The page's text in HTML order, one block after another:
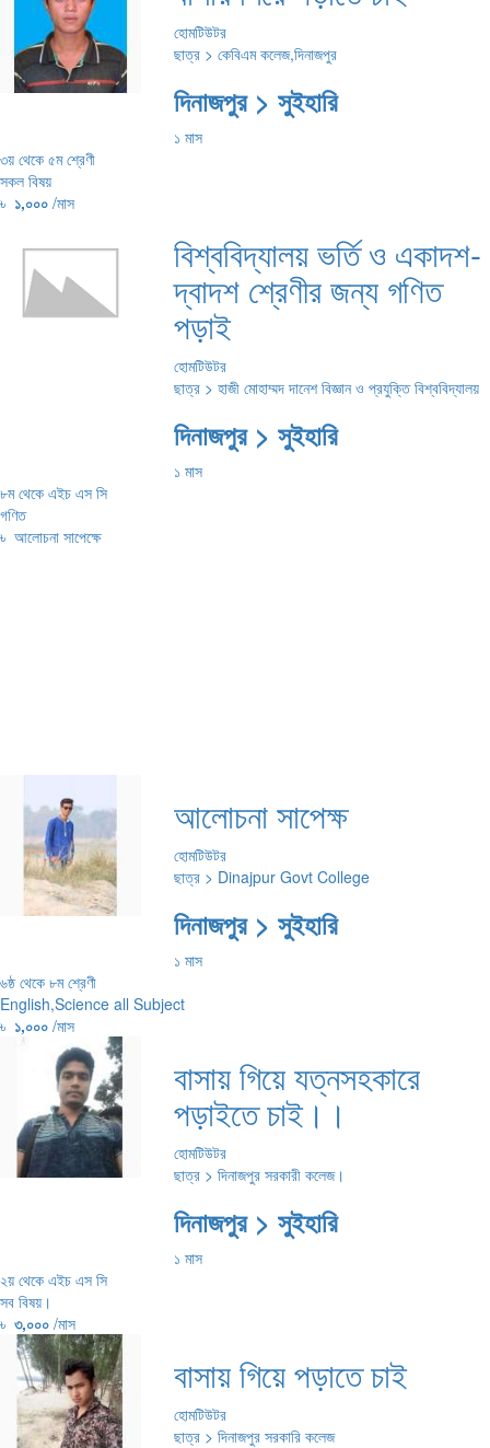
হোমটিউটর
ছাত্র > কেবিএম কলেজ,দিনাজপুর
দিনাজপুর > সুইহারি
১ মাস
৩য় থেকে ৫ম শ্রেণী
সকল বিষয়
৳ ১,০০০ /মাস
বিশ্ববিদ্যালয় ভর্তি ও একাদশ-
দ্বাদশ শ্রেণীর জন্য গণিত
পড়াই
হোমটিউটর
ছাত্র > হাজী মোহাম্মদ দানেশ বিজ্ঞান ও প্রযুক্তি বিশ্ববিদ্যালয়
দিনাজপুর > সুইহারি
১ মাস
৮ম থেকে এইচ এস সি
গণিত
৳ আলোচনা সাপেক্ষে
আলোচনা সাপেক্ষ
হোমটিউটর
ছাত্র > Dinajpur Govt College
দিনাজপুর > সুইহারি
১ মাস
৬ষ্ঠ থেকে ৮ম শ্রেণী
English,Science all Subject
৳ ১,০০০ /মাস
বাসায় গিয়ে যত্নসহকারে
পড়াইতে চাই।।
হোমটিউটর
ছাত্র > দিনাজপুর সরকারী কলেজ।
দিনাজপুর > সুইহারি
১ মাস
২য় থেকে এইচ এস সি
সব বিষয়।
৳ ৩,০০০ /মাস
বাসায় গিয়ে পড়াতে চাই
হোমটিউটর
ছাত্র > দিনাজপুর সরকারি কলেজ